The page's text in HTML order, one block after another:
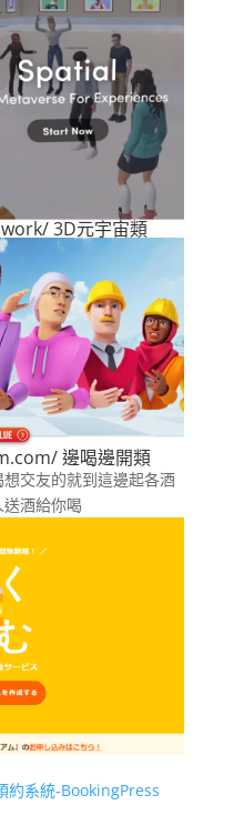
3D元宇宙類
邊喝邊開類
交友的就到這邊起各酒
酒給你喝
約系統-BookingPress